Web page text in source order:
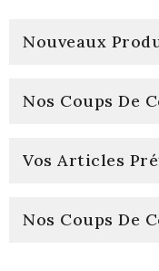
Nouveaux
Nos Coups De
Vos Articles
Nos Coups De